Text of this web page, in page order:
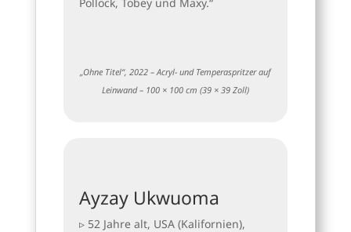
„Ohne Titel“, 2022 – Acryl- und Temperaspritzer auf
Leinwand – 100 × 100 cm (39 × 39 Zoll)
Ayzay Ukwuoma
▹ 52 Jahre alt, USA (Kalifornien),